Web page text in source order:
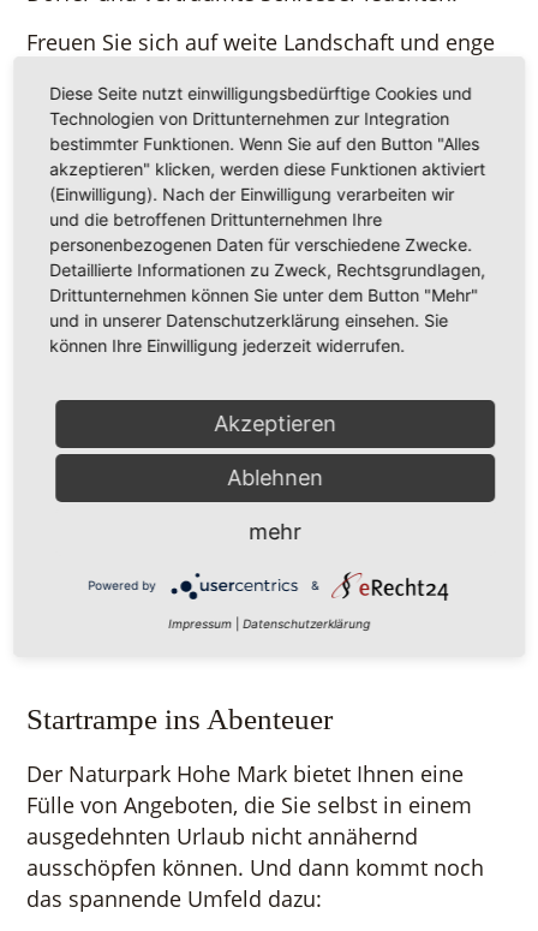
Freuen Sie sich auf weite Landschaft und enge
Gaststuben. Durchstreifen Sie zu Fuß, per Rad
oder auf dem Rücken eines Pferdes die
ausgedehnten Wälder der Haard, der "kleinen"
Hohe Mark, der Üfter Mark, des Dämmerwaldes
und des Diesfordter Forstes. Machen Sie Rast in
hübschen Gaststuben, gemütlichen Bauernhof-
Cafés oder Top-Restaurants.
Im Norden geht die sanfte Dünung des
flache Kulturlandschaft des Münterlandes über,
wo insbesondere Radler und Schlösserfreunde,
aber auch Reiter auf ihre Kosten kommen. Im
Süden ragt der Naturpark Hohe Mark an das so
genannte "Ruhrgebiet" mit seinen ganz
"Industriekultur".
Startrampe ins Abenteuer
Der Naturpark Hohe Mark bietet Ihnen eine
Fülle von Angeboten, die Sie selbst in einem
ausgedehnten Urlaub nicht annähernd
ausschöpfen können. Und dann kommt noch
das spannende Umfeld dazu:
Diese Seite nutzt einwilligungsbedürftige Cookies und
Technologien von Drittunternehmen zur Integration
bestimmter Funktionen. Wenn Sie auf den Button "Alles
akzeptieren" klicken, werden diese Funktionen aktiviert
(Einwilligung). Nach der Einwilligung verarbeiten wir
und die betroffenen Drittunternehmen Ihre
personenbezogenen Daten für verschiedene Zwecke.
Detaillierte Informationen zu Zweck, Rechtsgrundlagen,
Drittunternehmen können Sie unter dem Button "Mehr"
und in unserer Datenschutzerklärung einsehen. Sie
können Ihre Einwilligung jederzeit widerrufen.
Akzeptieren
Ablehnen
mehr
Powered by &
Impressum Datenschutzerklärung